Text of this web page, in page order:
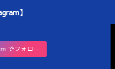
】
でフォロー